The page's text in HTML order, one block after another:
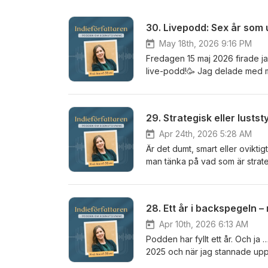
30. Livepodd: Sex år
May 18th, 2026 9:16 PM
Fredagen 15 maj 2026 firade
live-podd!🥳 Jag delade med
personer som lyssnade! 🥳
nuvarande comeback och
andra skrivande personer. 🥳
kommande utgivning och
Firarerbjudande 🥳 Till och
att bolla i) till 600 kronors
rabatt på självstudieversionen
och du behåller den så länge
gänget - mot minst sex år till!
29. Strategisk eller
Apr 24th, 2026 5:28 AM
Är det dumt, smart eller
man tänka på vad som är
själv ser på det. Jag berättar
Rolig nyhet för dig som
skrivandet och bokutgivning!
Från idé till utgiven författare
öppnar! Trevlig lyssning och
28. Ett år i backspegeln
Apr 10th, 2026 6:13 AM
Podden har fyllt ett år. Och ja
2025 och när jag stannade